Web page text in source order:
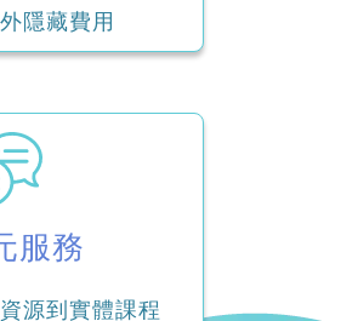
隱藏費用
服務
源到實體課程